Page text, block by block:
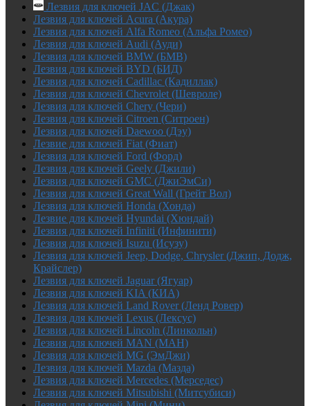
Лезвия для ключей JAC (Джак)
Лезвия для ключей Acura (Акура)
Лезвия для ключей Alfa Romeo (Альфа Ромео)
Лезвия для ключей Audi (Ауди)
Лезвия для ключей BMW (БМВ)
Лезвия для ключей BYD (БИД)
Лезвия для ключей Cadillac (Кадиллак)
Лезвия для ключей Chevrolet (Шевроле)
Лезвия для ключей Chery (Чери)
Лезвия для ключей Citroen (Ситроен)
Лезвия для ключей Daewoo (Дэу)
Лезвие для ключей Fiat (Фиат)
Лезвия для ключей Ford (Форд)
Лезвия для ключей Geely (Джили)
Лезвия для ключей GMC (ДжиЭмСи)
Лезвия для ключей Great Wall (Грейт Вол)
Лезвия для ключей Honda (Хонда)
Лезвие для ключей Hyundai (Хюндай)
Лезвия для ключей Infiniti (Инфинити)
Лезвия для ключей Isuzu (Исузу)
Лезвия для ключей Jeep, Dodge, Chrysler (Джип, Додж,
Крайслер)
Лезвия для ключей Jaguar (Ягуар)
Лезвия для ключей KIA (КИА)
Лезвия для ключей Land Rover (Ленд Ровер)
Лезвия для ключей Lexus (Лексус)
Лезвия для ключей Lincoln (Линкольн)
Лезвия для ключей MAN (МАН)
Лезвия для ключей MG (ЭмДжи)
Лезвия для ключей Mazda (Мазда)
Лезвия для ключей Mercedes (Мерседес)
Лезвия для ключей Mitsubishi (Митсубиси)